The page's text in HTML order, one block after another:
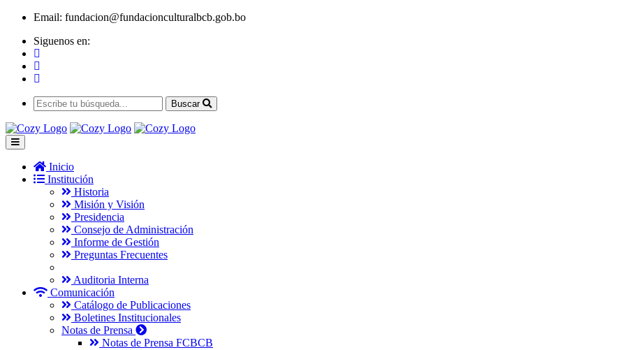
Email: fundacion@fundacionculturalbcb.gob.bo
Siguenos en:
Buscar
Inicio
Institución
Historia
Misión y Visión
Presidencia
Consejo de Administración
Informe de Gestión
Preguntas Frecuentes
Auditoria Interna
Comunicación
Catálogo de Publicaciones
Boletines Institucionales
Notas de Prensa
Notas de Prensa FCBCB